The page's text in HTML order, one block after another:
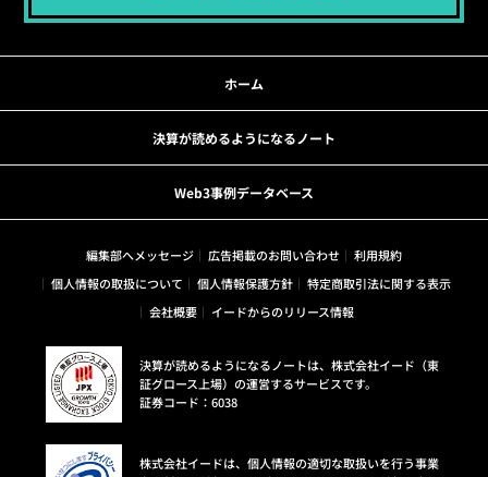
ホーム
決算が読めるようになるノート
Web3事例データベース
編集部へメッセージ 広告掲載のお問い合わせ
利用規約
個人情報の取扱について
個人情報保護方針
特定商取引法に関する表示
会社概要
イードからのリリース情報
決算が読めるようになるノートは、株式会社イード（東
証グロース上場）の運営するサービスです。
証券コード：6038
株式会社イードは、個人情報の適切な取扱いを行う事業